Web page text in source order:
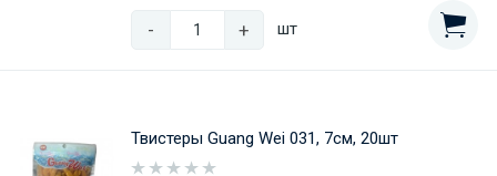
- + шт
Твистеры Guang Wei 031, 7см, 20шт